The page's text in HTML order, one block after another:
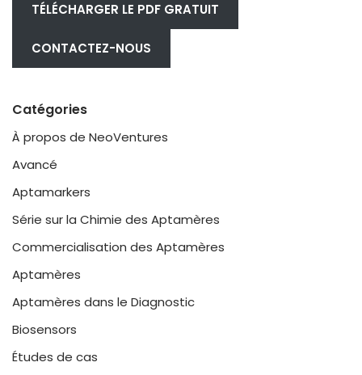
TÉLÉCHARGER LE PDF GRATUIT
CONTACTEZ-NOUS
Catégories
À propos de NeoVentures
Avancé
Aptamarkers
Série sur la Chimie des Aptamères
Commercialisation des Aptamères
Aptamères
Aptamères dans le Diagnostic
Biosensors
Études de cas